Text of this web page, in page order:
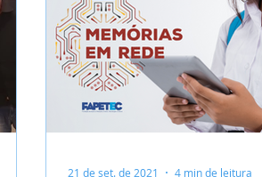
21 de set. de 2021 4 min de leitura